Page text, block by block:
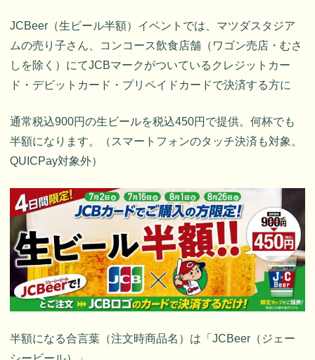
JCBeer（生ビール半額）イベントでは、マツダスタジア
ムの売り子さん、コンコース飲食店舗（ワゴン売店・むさ
しを除く）にてJCBマークがついているクレジットカー
ド・デビットカード・プリペイドカードで決済する方に
通常税込900円の生ビールを税込450円で提供。何杯でも
半額になります。（スマートフォンのタッチ決済も対象。
QUICPay対象外）
半額になる合言葉（注文時商品名）は「JCBeer（ジェー